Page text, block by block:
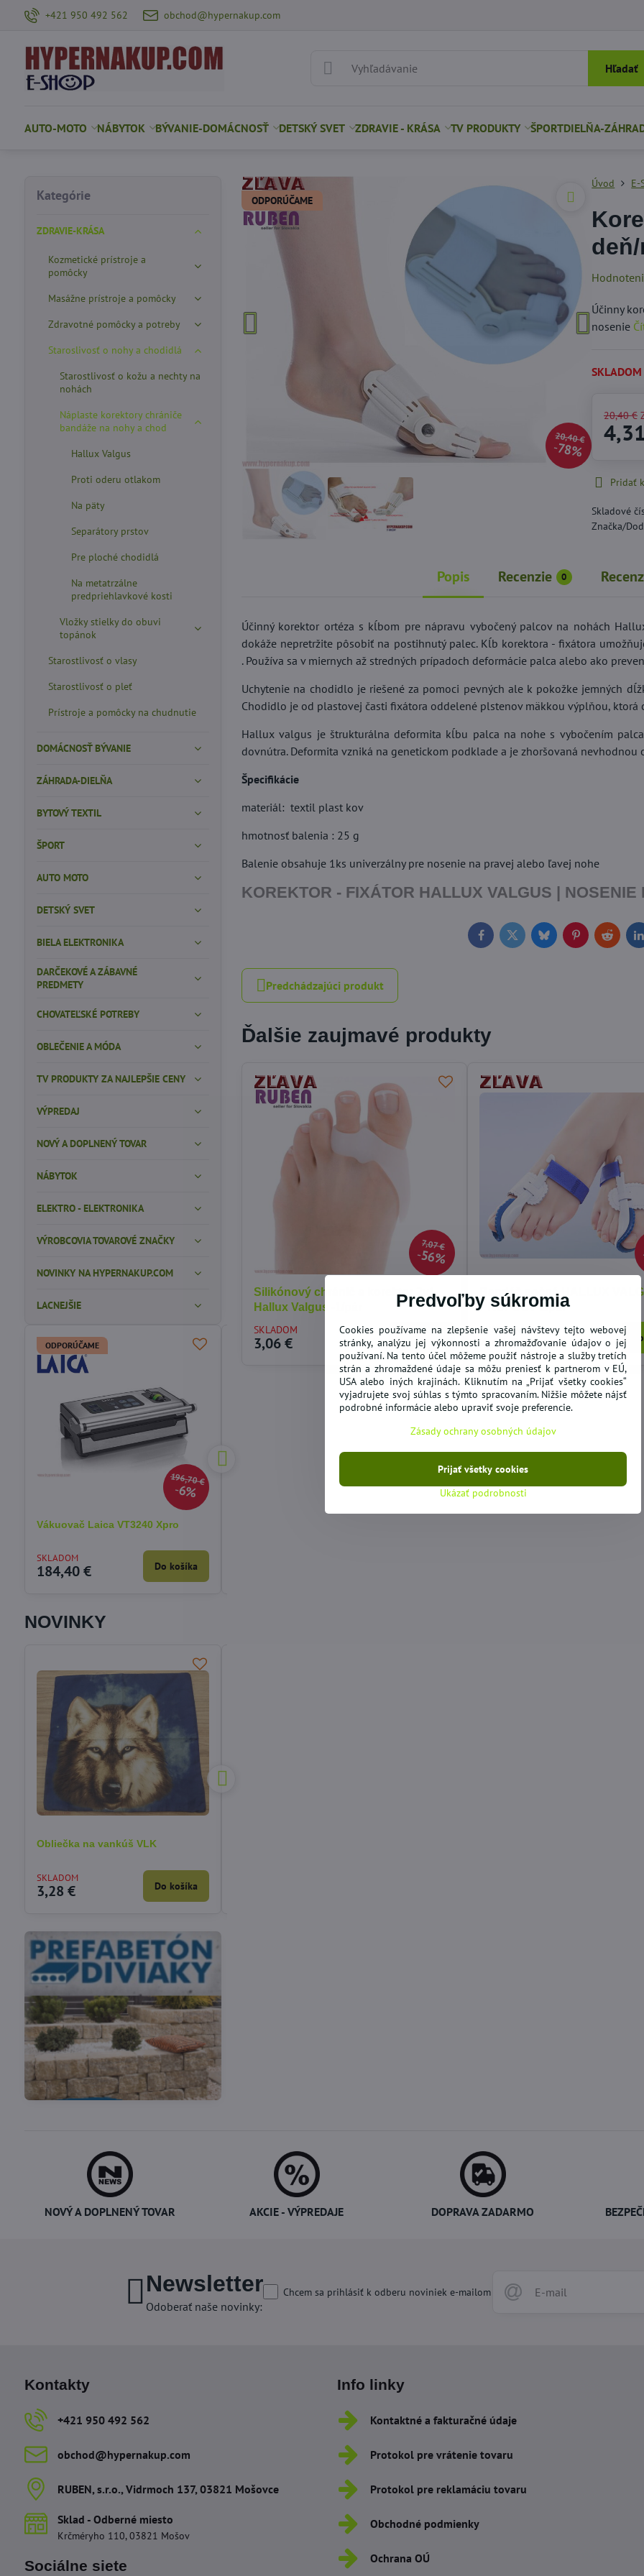
+421 950 492 562 obchod@hypernakup.com
Hľadať
AUTO-MOTO NÁBYTOK BÝVANIE-DOMÁCNOSŤ DETSKÝ SVET ZDRAVIE - KRÁSA TV PRODUKTY ŠPORTDIELŇA-
ODPORÚČAME
20,40 €
78%
Úvod E-
Účinny
nosenie
SKLADOM
20,40 €
Pridať
Skladové
Značka/
Popis Recenzie 0
Účinný korektor ortéza s kĺbom pre nápravu vybočený palcov na nohách
dokáže nepretržite pôsobiť na postihnutý palec. Kĺb korektora - fixátora
. Používa sa v miernych až stredných prípadoch deformácie palca alebo ako
Uchytenie na chodidlo je riešené za pomoci pevných ale k pokožke jemných
Chodidlo je od plastovej časti fixátora oddelené plstenov mäkkou výplňou, ktorá
Hallux valgus je štrukturálna deformita kĺbu palca na nohe s vybočením
dovnútra. Deformita vzniká na genetickom podklade a je zhoršovaná nevhodnou
Špecifikácie
materiál: textil plast kov
hmotnosť balenia : 25 g
Balenie obsahuje 1ks univerzálny pre nosenie na pravej alebo ľavej nohe
KOREKTOR - FIXÁTOR HALLUX VALGUS |
FacebookTwitterBlueskyPinterestReddit
Predchádzajúci produkt
Ďalšie zaujmavé produkty
7,07 €
56%
Silikónový chránič a korektor 2v1
Hallux Valgus -1/pár
SKLADOM
3,06 € Do košíka
Bandáž nočná HALLUX
PROFOOT 1/pár
VYPREDANÉ
4,61 €
Kategórie
ZDRAVIE-KRÁSA
Kozmetické prístroje a
pomôcky
Masážne prístroje a pomôcky
Zdravotné pomôcky a potreby
Staroslivosť o nohy a chodidlá
Starostlivosť o kožu a nechty na
nohách
Náplaste korektory chrániče
bandáže na nohy a chod
Hallux Valgus
Proti oderu otlakom
Na päty
Separátory prstov
Pre ploché chodidlá
Na metatrzálne
predpriehlavkové kosti
Vložky stielky do obuvi
topánok
Starostlivosť o vlasy
Starostlivosť o pleť
Prístroje a pomôcky na chudnutie
DOMÁCNOSŤ BÝVANIE
ZÁHRADA-DIELŇA
BYTOVÝ TEXTIL
ŠPORT
AUTO MOTO
DETSKÝ SVET
BIELA ELEKTRONIKA
DARČEKOVÉ A ZÁBAVNÉ
PREDMETY
CHOVATEĽSKÉ POTREBY
OBLEČENIE A MÓDA
TV PRODUKTY ZA NAJLEPŠIE CENY
VÝPREDAJ
NOVÝ A DOPLNENÝ TOVAR
NÁBYTOK
ELEKTRO - ELEKTRONIKA
VÝROBCOVIA TOVAROVÉ ZNAČKY
NOVINKY NA HYPERNAKUP.COM
LACNEJŠIE
196,70 €
6%
ODPORÚČAME
Vákuovač Laica VT3240 Xpro
SKLADOM
184,40 € Do košíka
78%
ODPORÚČAME
NOVINKY
Obliečka na vankúš VLK
SKLADOM
3,28 € Do košíka
Vákuové skladovanie
potravín
Potreby pre cukrárov
NOVÝ A DOPLNENÝ TOVAR AKCIE - VÝPREDAJE DOPRAVA ZADARMO
Newsletter
Odoberať naše novinky:
Chcem sa prihlásiť k odberu noviniek e-mailom
Kontakty
+421 950 492 562
obchod​@hypernakup​.com
RUBEN, s​.r​.o​., Vidrmoch 137, 03821 Mošovce
Sklad - Odberné miesto
Krčméryho 110, 03821 Mošov
Sociálne siete
Info linky
Kontaktné a fakturačné údaje
Protokol pre vrátenie tovaru
Protokol pre reklamáciu tovaru
Obchodné podmienky
Ochrana OÚ
Predvoľby súkromia
Cookies používame na zlepšenie vašej návštevy tejto webovej
stránky, analýzu jej výkonnosti a zhromažďovanie údajov o jej
používaní. Na tento účel môžeme použiť nástroje a služby tretích
strán a zhromaždené údaje sa môžu preniesť k partnerom v EÚ,
USA alebo iných krajinách. Kliknutím na „Prijať všetky cookies“
vyjadrujete svoj súhlas s týmto spracovaním. Nižšie môžete nájsť
podrobné informácie alebo upraviť svoje preferencie.
Zásady ochrany osobných údajov
Ukázať podrobnosti
Prijať všetky cookies